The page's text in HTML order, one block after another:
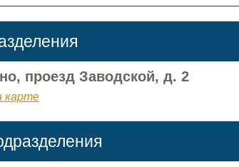
проезд Заводской, д. 2
карте